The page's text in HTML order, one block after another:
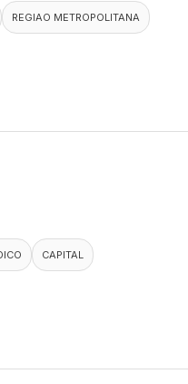
REGIAO METROPOLITANA
CAPITAL